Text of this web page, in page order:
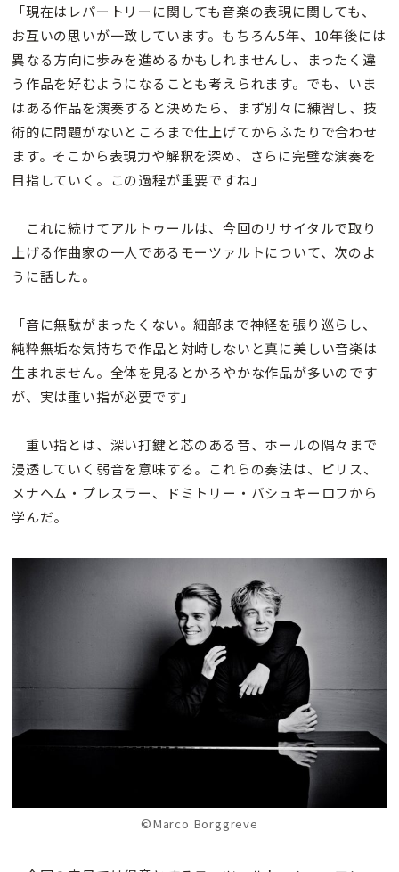
「現在はレパートリーに関しても音楽の表現に関しても、
お互いの思いが一致しています。もちろん5年、10年後には
異なる方向に歩みを進めるかもしれませんし、まったく違
う作品を好むようになることも考えられます。でも、いま
はある作品を演奏すると決めたら、まず別々に練習し、技
術的に問題がないところまで仕上げてからふたりで合わせ
ます。そこから表現力や解釈を深め、さらに完璧な演奏を
目指していく。この過程が重要ですね」
これに続けてアルトゥールは、今回のリサイタルで取り
上げる作曲家の一人であるモーツァルトについて、次のよ
うに話した。
「音に無駄がまったくない。細部まで神経を張り巡らし、
純粋無垢な気持ちで作品と対峙しないと真に美しい音楽は
生まれません。全体を見るとかろやかな作品が多いのです
が、実は重い指が必要です」
重い指とは、深い打鍵と芯のある音、ホールの隅々まで
浸透していく弱音を意味する。これらの奏法は、ピリス、
メナヘム・プレスラー、ドミトリー・バシュキーロフから
学んだ。
©Marco Borggreve